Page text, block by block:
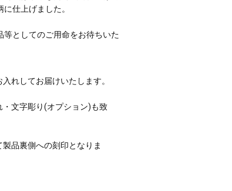
仕上げました。
としてのご用命をお待ちいた
れしてお届けいたします。
・文字彫り(オプション)も致
品裏側への刻印となりま